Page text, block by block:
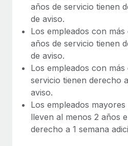
Más información
años de servicio tienen
de aviso.
Los empleados con
años de servicio tienen
de aviso.
Los empleados con más
servicio tienen derecho
aviso.
Los empleados
lleven al menos 2 años
derecho a 1 semana